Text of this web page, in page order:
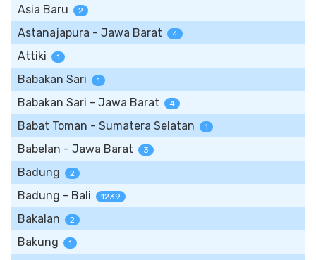
Asia Baru 2
Astanajapura - Jawa Barat 4
Attiki 1
Babakan Sari 1
Babakan Sari - Jawa Barat 4
Babat Toman - Sumatera Selatan 1
Babelan - Jawa Barat 3
Badung 2
Badung - Bali 1239
Bakalan 2
Bakung 1